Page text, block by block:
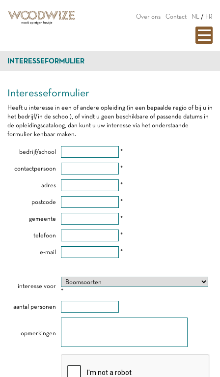
Over ons Contact NL / FR
INTERESSEFORMULIER
Interesseformulier
Heeft u interesse in een of andere opleiding (in een bepaalde regio of bij u in
het bedrijf/in de school), of vindt u geen beschikbare of passende datums in
de opleidingscataloog, dan kunt u uw interesse via het onderstaande
formulier kenbaar maken.
bedrijf/school *
contactpersoon *
adres *
postcode *
gemeente *
telefoon *
e-mail *
interesse voor
*
aantal personen
opmerkingen